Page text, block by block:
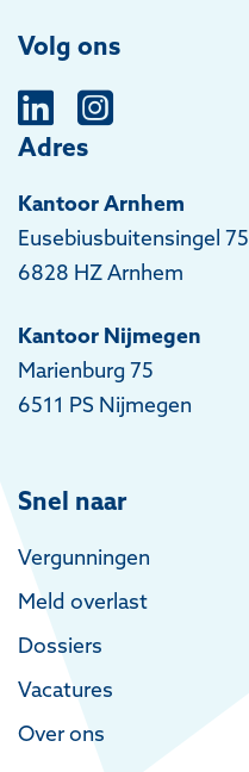
Volg ons
Adres
Kantoor Arnhem
Eusebiusbuitensingel 75
6828 HZ Arnhem
Kantoor Nijmegen
Marienburg 75
6511 PS Nijmegen
Snel naar
Vergunningen
Meld overlast
Dossiers
Vacatures
Over ons